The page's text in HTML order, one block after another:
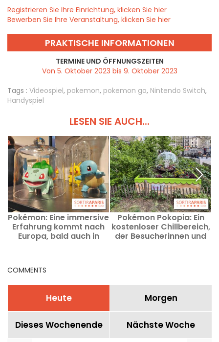
Registrieren Sie Ihre Einrichtung, klicken Sie hier
Bewerben Sie Ihre Veranstaltung, klicken Sie hier
PRAKTISCHE INFORMATIONEN
TERMINE UND ÖFFNUNGSZEITEN
Von 5. Oktober 2023 bis 9. Oktober 2023
Tags : Videospiel, pokemon, pokemon go, Nintendo Switch,
Handyspiel
LESEN SIE AUCH...
Pokémon: Eine immersive
Erfahrung kommt nach
Europa, bald auch in
Pokémon Pokopia: Ein
kostenloser Chillbereich,
der Besucherinnen und
COMMENTS
Heute Morgen
Dieses Wochenende Nächste Woche